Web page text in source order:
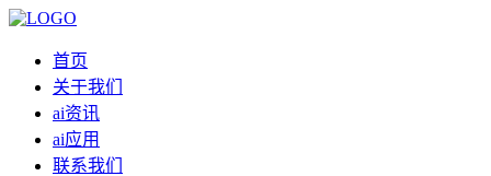
首页
关于我们
ai资讯
ai应用
联系我们